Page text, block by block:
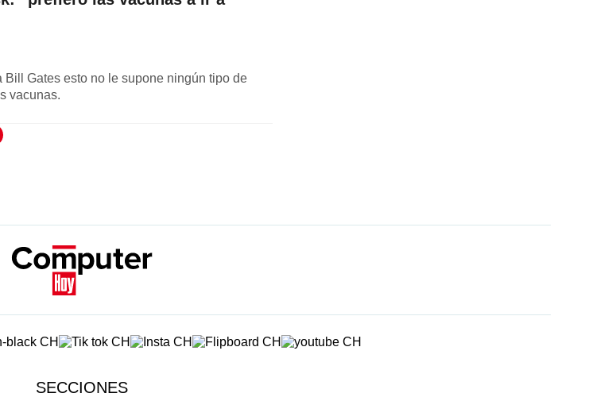
Gates esto no le supone ningún tipo de
vacunas.
SECCIONES